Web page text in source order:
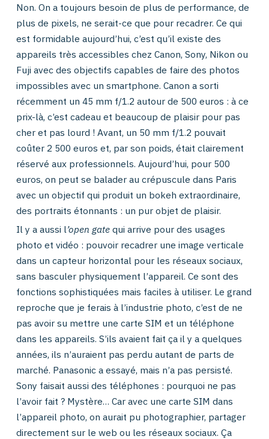
Non. On a toujours besoin de plus de performance, de
plus de pixels, ne serait-ce que pour recadrer. Ce qui
est formidable aujourd’hui, c’est qu’il existe des
appareils très accessibles chez Canon, Sony, Nikon ou
Fuji avec des objectifs capables de faire des photos
impossibles avec un smartphone. Canon a sorti
récemment un 45 mm f/1.2 autour de 500 euros : à ce
prix-là, c’est cadeau et beaucoup de plaisir pour pas
cher et pas lourd ! Avant, un 50 mm f/1.2 pouvait
coûter 2 500 euros et, par son poids, était clairement
réservé aux professionnels. Aujourd’hui, pour 500
euros, on peut se balader au crépuscule dans Paris
avec un objectif qui produit un bokeh extraordinaire,
des portraits étonnants : un pur objet de plaisir.
Il y a aussi l’open gatequi arrive pour des usages
photo et vidéo : pouvoir recadrer une image verticale
dans un capteur horizontal pour les réseaux sociaux,
sans basculer physiquement l’appareil. Ce sont des
fonctions sophistiquées mais faciles à utiliser. Le grand
reproche que je ferais à l’industrie photo, c’est de ne
pas avoir su mettre une carte SIM et un téléphone
dans les appareils. S’ils avaient fait ça il y a quelques
années, ils n’auraient pas perdu autant de parts de
marché. Panasonic a essayé, mais n’a pas persisté.
Sony faisait aussi des téléphones : pourquoi ne pas
l’avoir fait ? Mystère… Car avec une carte SIM dans
l’appareil photo, on aurait pu photographier, partager
directement sur le web ou les réseaux sociaux. Ça